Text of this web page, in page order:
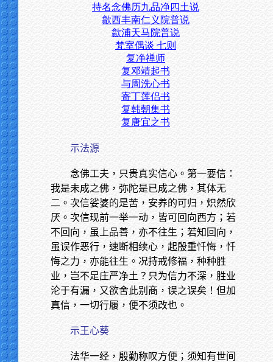
持名念佛历九品净四土说
歙西丰南仁义院普说
歙浦天马院普说
梵室偶谈 七则
复净禅师
复邓靖起书
与周洗心书
寄丁莲侣书
复韩朝集书
复唐宜之书
示法源
念佛工夫，只贵真实信心。第一要信：
我是未成之佛，弥陀是已成之佛，其体无
二。次信娑婆的是苦，安养的可归，炽然欣
厌。次信现前一举一动，皆可回向西方；若
不回向，虽上品善，亦不往生；若知回向，
虽误作恶行，速断相续心，起殷重忏悔，忏
悔之力，亦能往生。况持戒修福，种种胜
业，岂不足庄严净土？只为信力不深，胜业
沦于有漏，又欲舍此别商，误之误矣！但加
真信，一切行履，便不须改也。
示王心葵
法华一经，殷勤称叹方便；须知有世间